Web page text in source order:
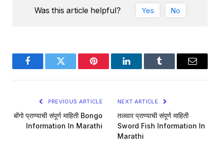
Was this article helpful? Yes No
FacebookTwitter Pinterest LinkedInTumblr Email
PREVIOUS ARTICLE
बोंगो प्राण्याची संपूर्ण माहिती Bongo
Information In Marathi
NEXT ARTICLE
तलवार प्राण्याची संपूर्ण माहिती
Sword Fish Information In
Marathi